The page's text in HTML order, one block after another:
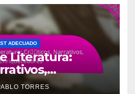
ADECUADO
Literatura:
TORRES